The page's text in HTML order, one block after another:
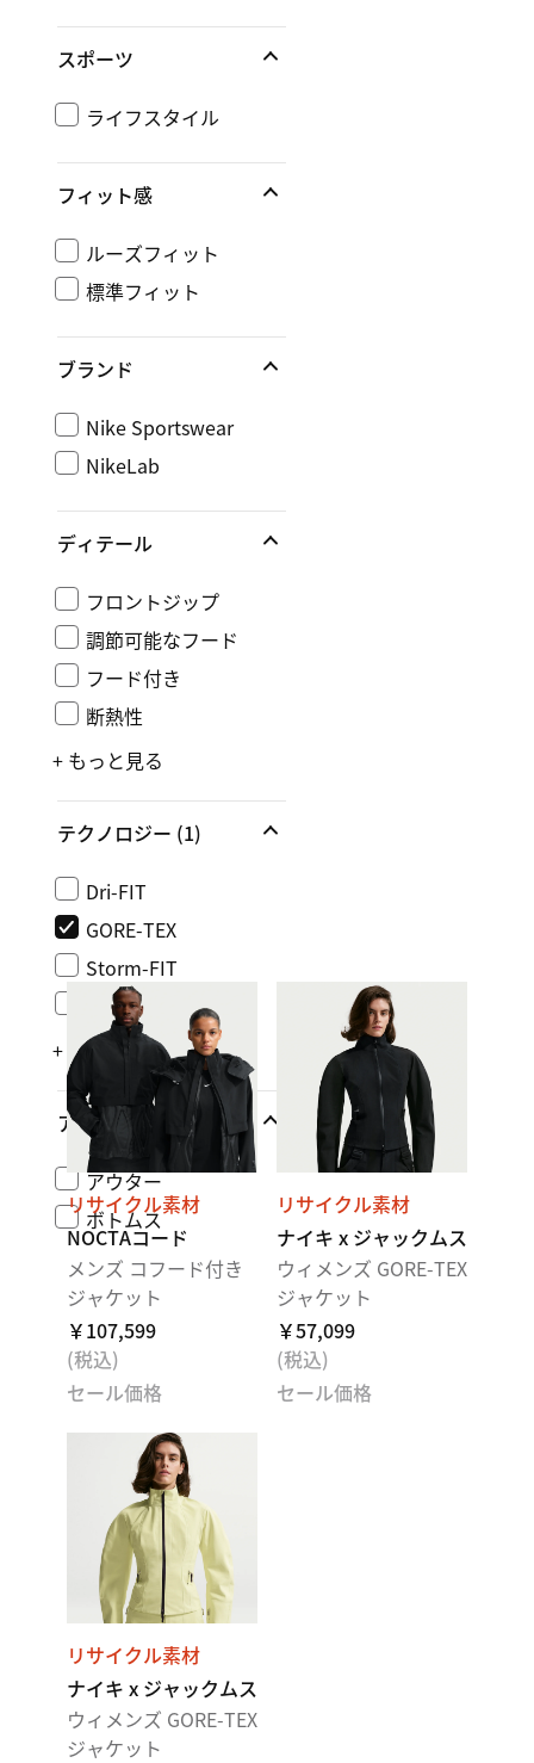
スポーツ
ライフスタイル
フィット感
ルーズフィット
標準フィット
ブランド
Nike Sportswear
NikeLab
ディテール
フロントジップ
調節可能なフード
フード付き
断熱性
+ もっと見る
テクノロジー (1)
Dri-FIT
GORE-TEX
Storm-FIT
Storm-FIT ADV
+ もっと見る
アパレル
アウター
ボトムス
リサイクル素材
NOCTAコード
メンズ コフード付き
ジャケット
￥107,599
(税込)
セール価格
リサイクル素材
ナイキ x ジャックムス
ウィメンズ GORE-TEX
ジャケット
￥57,099
(税込)
セール価格
リサイクル素材
ナイキ x ジャックムス
ウィメンズ GORE-TEX
ジャケット